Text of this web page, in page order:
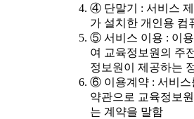
④ 단말기 : 서비스
가 설치한 개인용 컴
⑤ 서비스 이용 : 이
여 교육정보원의 주
정보원이 제공하는
⑥ 이용계약 : 서비스
약관으로 교육정보
는 계약을 말함